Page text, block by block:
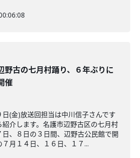
野古の七月村踊り、６年ぶりに
催
日(金)放送回担当は中川信子さんです
介します。名護市辺野古区の七月村
、８日の３日間、辺野古公民館で開
月１４日、１６日、１７...